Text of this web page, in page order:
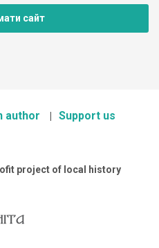
сайт
author Support us
project of local history